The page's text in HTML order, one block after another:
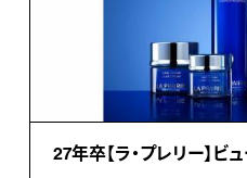
27年卒【ラ・プレリー】ビ